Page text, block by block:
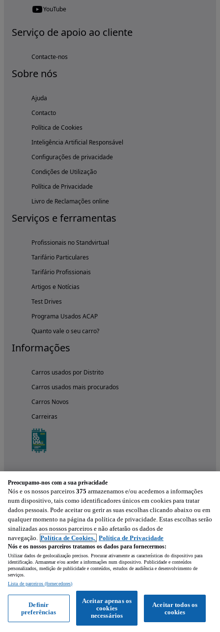
Ligar WhatsApp
YouTube
Serviço de apoio ao cliente
Contacte-nos
Sobre nós
Ajuda
Contacto
Política de Cookies
Inteligência Artificial Responsável
Configurações de privacidade
Condições de Utilização
Política de Privacidade
Livro de Reclamações online
Serviços e ferramentas
Profissionais no Standvirtual
Tarifário Particulares
Tarifário Profissionais
Artigos e Notícias
Test Drives
Programa Usados ACAP
Quanto vale o seu carro?
Informações
Carros usados por Distrito
Carros usados mais procurados
Carros Novos
Carreiras
Experimenta a aplicação
Preocupamo-nos com a sua privacidade
Nós e os nossos parceiros 375 armazenamos e/ou acedemos a informações
num dispositivo, tais como identificadores únicos em cookies para tratar
dados pessoais. Pode aceitar ou gerir as suas escolhas clicando abaixo ou em
qualquer momento na página da política de privacidade. Estas escolhas serão
sinalizadas aos nossos parceiros e não afetarão os dados de
navegação. Política de Cookies, Política de Privacidade
Nós e os nossos parceiros tratamos os dados para fornecermos:
Utilizar dados de geolocalização precisos. Procurar ativamente as características do dispositivo para
identificação. Armazenar e/ou aceder a informações num dispositivo. Publicidade e conteúdos
personalizados, medição de publicidade e conteúdos, estudos de audiência e desenvolvimento de
serviços.
Lista de parceiros (fornecedores)
Aceitar todos os
cookies
Aceitar apenas os
cookies
necessários
Definir
preferências